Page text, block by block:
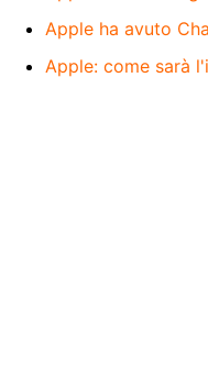
Apple ha avuto
Apple: come sarà